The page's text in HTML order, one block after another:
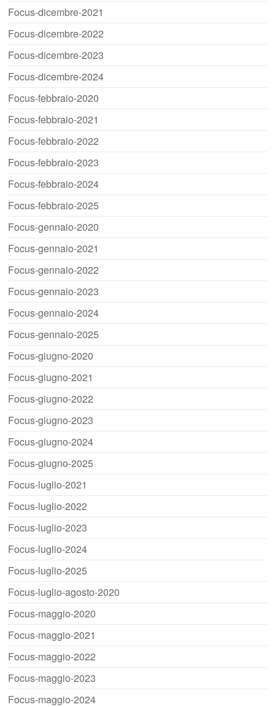
Focus-dicembre-2021
Focus-dicembre-2022
Focus-dicembre-2023
Focus-dicembre-2024
Focus-febbraio-2020
Focus-febbraio-2021
Focus-febbraio-2022
Focus-febbraio-2023
Focus-febbraio-2024
Focus-febbraio-2025
Focus-gennaio-2020
Focus-gennaio-2021
Focus-gennaio-2022
Focus-gennaio-2023
Focus-gennaio-2024
Focus-gennaio-2025
Focus-giugno-2020
Focus-giugno-2021
Focus-giugno-2022
Focus-giugno-2023
Focus-giugno-2024
Focus-giugno-2025
Focus-luglio-2021
Focus-luglio-2022
Focus-luglio-2023
Focus-luglio-2024
Focus-luglio-2025
Focus-luglio-agosto-2020
Focus-maggio-2020
Focus-maggio-2021
Focus-maggio-2022
Focus-maggio-2023
Focus-maggio-2024